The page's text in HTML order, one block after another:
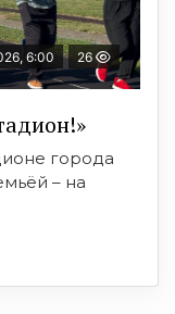
6:00 26
города
– на